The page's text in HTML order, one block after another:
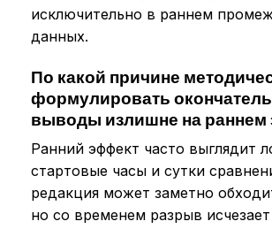
исключительно в раннем
данных.
По какой причине
формулировать
выводы излишне на раннем
Ранний эффект часто выглядит
стартовые часы и сутки
редакция может заметно
но со временем разрыв